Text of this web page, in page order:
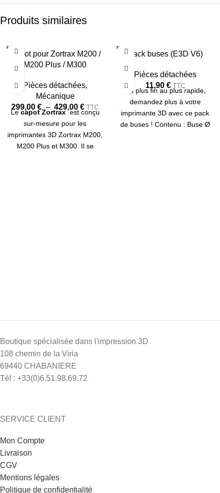
Produits similaires
RUPTU
RE
Capot pour Zortrax M200 /
M200 Plus / M300
Pièces détachées,
Mécanique
299,00 € – 429,00 € TTC
Lecapot Zortraxest conçu
sur-mesure pour les
imprimantes 3D Zortrax M200,
M200 Plus et M300. Il se
RUPTU
REPack buses (E3D V6)
Pièces détachées
11,90 € TTC
Du plus fin au plus rapide,
demandez plus à votre
imprimante 3D avec ce pack
de buses ! Contenu : Buse Ø
Boutique spécialisée dans l'impression 3D
108 chemin de la Viria
69440 CHABANIERE
Tél : +33(0)6.51.98.69.72
SERVICE CLIENT
Mon Compte
Livraison
CGV
Mentions légales
Politique de confidentialité